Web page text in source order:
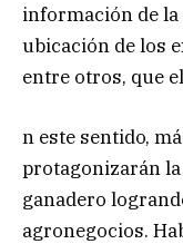
información de la
ubicación de los
entre otros, que
n este sentido,
protagonizarán
ganadero
agronegocios.